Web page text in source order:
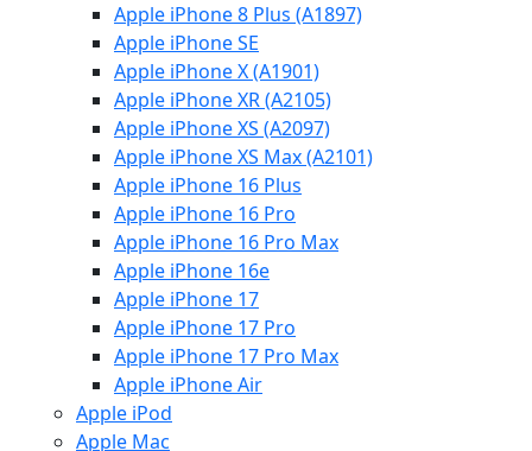
Apple iPhone 8 Plus (A1897)
Apple iPhone SE
Apple iPhone X (A1901)
Apple iPhone XR (A2105)
Apple iPhone XS (A2097)
Apple iPhone XS Max (A2101)
Apple iPhone 16 Plus
Apple iPhone 16 Pro
Apple iPhone 16 Pro Max
Apple iPhone 16e
Apple iPhone 17
Apple iPhone 17 Pro
Apple iPhone 17 Pro Max
Apple iPhone Air
Apple iPod
Apple Mac